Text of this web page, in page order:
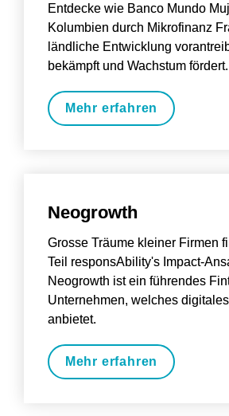
Entdecke wie Banco Mundo
Kolumbien durch Mikrofinanz
ländliche Entwicklung
bekämpft und Wachstum fördert.
Mehr erfahren
Neogrowth
Grosse Träume kleiner Firmen
Teil responsAbility's Impact-
Neogrowth ist ein führendes
Unternehmen, welches
anbietet.
Mehr erfahren